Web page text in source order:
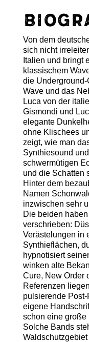
Von dem
sich nicht
Italien und bringt
klassischem
die
Wave und das
Luca von der
Gismondi und
elegante
ohne Klischees
zeigt, wie man
Synthiesound
schwermütigen
und die Schatten
Hinter dem
Namen
inzwischen sehr
Die beiden
verschrieben:
Verästelungen in
Synthieflächen,
hypnotisiert
winken alte
Cure, New Order
Referenzen
pulsierende
eigene
schon eine große
Solche Bands